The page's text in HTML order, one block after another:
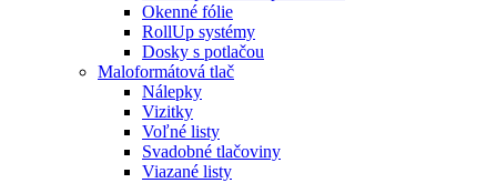
Okenné fólie
RollUp systémy
Dosky s potlačou
Maloformátová tlač
Nálepky
Vizitky
Voľné listy
Svadobné tlačoviny
Viazané listy